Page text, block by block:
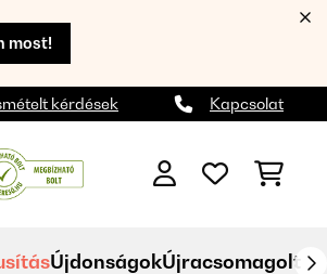
most!
kérdések Kapcsolat
ÚjdonságokÚjracsomagolt